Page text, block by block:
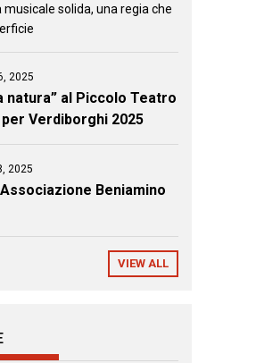
musicale solida, una regia che
2025
natura” al Piccolo Teatro
per Verdiborghi 2025
2025
Beniamino
VIEW ALL